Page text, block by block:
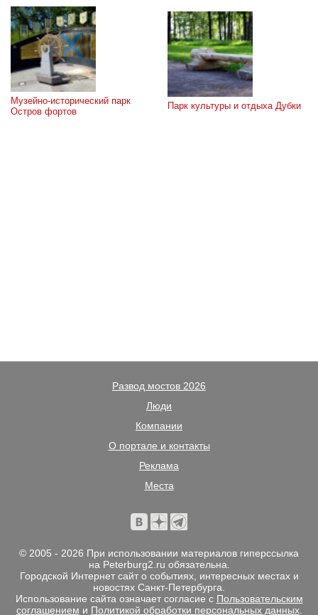
Музейно-исторический парк
Остров фортов
Парк культуры и отдыха Дубки
Развод мостов 2026
Люди
Компании
О портале и контакты
Реклама
Места
© 2005 - 2026 При использовании материалов гиперссылка
на Peterburg2.ru обязательна.
Городской Интернет сайт о событиях, интересных местах и
новостях Санкт-Петербурга.
Использование сайта означает согласие с Пользовательским
соглашением и Политикой обработки персональных данных.